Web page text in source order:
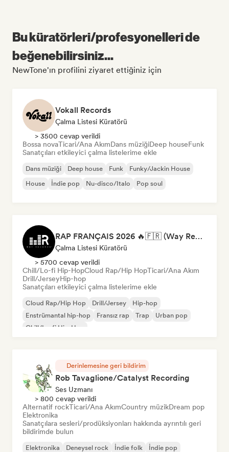
Bu küratörleri/profesyonelleri de
beğenebilirsiniz...
NewTone'ın profilini ziyaret ettiğiniz için
Vokall Records
Çalma Listesi Küratörü
> 3500 cevap verildi
Bossa novaTicari/Ana AkımDans müziğiDeep houseFunk
Sanatçıları etkileyici çalma listelerime ekle
Dans müziği Deep house Funk
Funky/Jackin House
House
İndie pop Nu-disco/Italo Pop soul
RAP FRANÇAIS 2026 🔥🇫🇷 (Way Records)
Çalma Listesi Küratörü
> 5700 cevap verildi
Chill/Lo-fi Hip-HopCloud Rap/Hip HopTicari/Ana Akım
Drill/JerseyHip-hop
Sanatçıları etkileyici çalma listelerime ekle
Cloud Rap/Hip Hop Drill/Jersey
Hip-hop
Enstrümantal hip-hop
Fransız rap Trap
Urban pop
Chill/Lo-fi Hip-Hop
Derinlemesine geri bildirim
Rob Tavaglione/Catalyst Recording
Ses Uzmanı
> 800 cevap verildi
Alternatif rockTicari/Ana AkımCountry müzikDream pop
Elektronika
Sanatçılara sesleri/prodüksiyonları hakkında ayrıntılı geri
bildirimde bulun
Elektronika Deneysel rock İndie folk
İndie pop